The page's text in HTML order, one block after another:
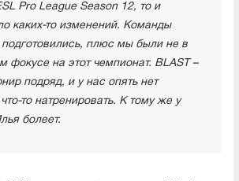
Pro League Season 12, то и
каких-то изменений. Команды
плюс мы были не в
фокусе на этот чемпионат. BLAST –
подряд, и у нас опять нет
то натренировать. К тому же у
болеет.